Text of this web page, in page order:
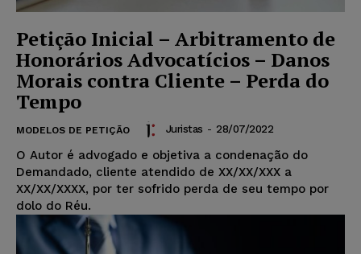
Petição Inicial – Arbitramento de
Honorários Advocatícios – Danos
Morais contra Cliente – Perda do
Tempo
MODELOS DE PETIÇÃO Juristas - 28/07/2022
O Autor é advogado e objetiva a condenação do
Demandado, cliente atendido de XX/XX/XXX a
XX/XX/XXXX, por ter sofrido perda de seu tempo por
dolo do Réu.